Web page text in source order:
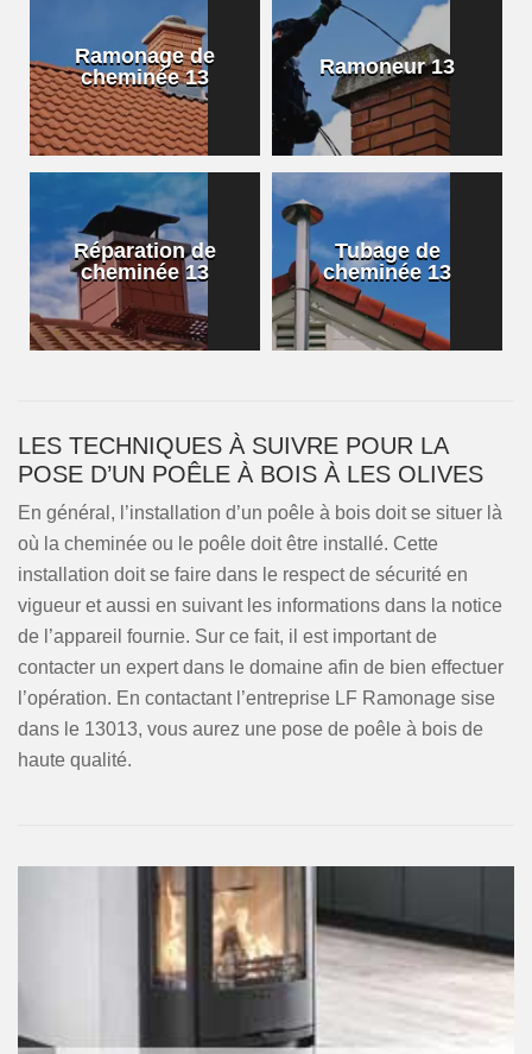
Ramonage de
cheminée 13
Ramoneur 13
Réparation de
cheminée 13
Tubage de
cheminée 13
LES TECHNIQUES À SUIVRE POUR LA
POSE D’UN POÊLE À BOIS À LES OLIVES
En général, l’installation d’un poêle à bois doit se situer là
où la cheminée ou le poêle doit être installé. Cette
installation doit se faire dans le respect de sécurité en
vigueur et aussi en suivant les informations dans la notice
de l’appareil fournie. Sur ce fait, il est important de
contacter un expert dans le domaine afin de bien effectuer
l’opération. En contactant l’entreprise LF Ramonage sise
dans le 13013, vous aurez une pose de poêle à bois de
haute qualité.